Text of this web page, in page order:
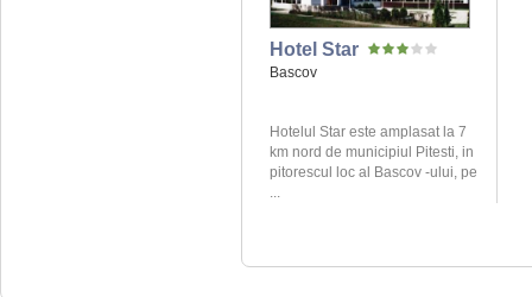
Hotel Star
Bascov
Hotelul Star este amplasat la 7
km nord de municipiul Pitesti, in
pitorescul loc al Bascov -ului, pe
...